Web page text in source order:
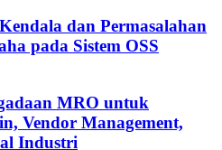
dan Permasalahan
pada Sistem OSS
MRO untuk
Vendor Management,
Industri